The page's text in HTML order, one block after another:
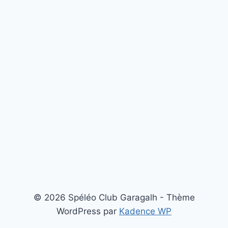
© 2026 Spéléo Club Garagalh - Thème
WordPress par Kadence WP